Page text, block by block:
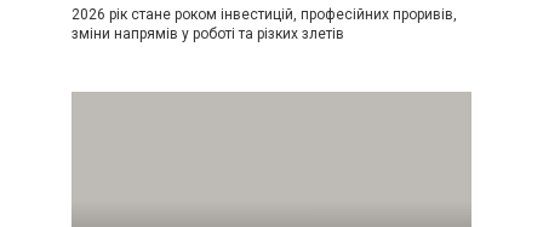
2026 рік стане роком інвестицій, професійних проривів,
зміни напрямів у роботі та різких злетів